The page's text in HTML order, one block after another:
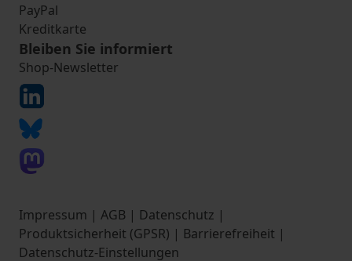
PayPal
Kreditkarte
Bleiben Sie informiert
Shop-Newsletter
Impressum | AGB | Datenschutz |
Produktsicherheit (GPSR) | Barrierefreiheit |
Datenschutz-Einstellungen